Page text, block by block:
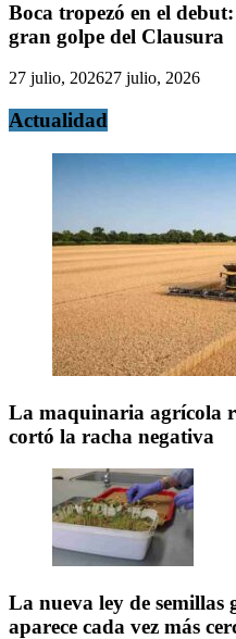
Boca tropezó en el
gran golpe del Clausura
27 julio, 202627 julio, 2026
Actualidad
La maquinaria agrícola
cortó la racha negativa
La nueva ley de semillas
aparece cada vez más